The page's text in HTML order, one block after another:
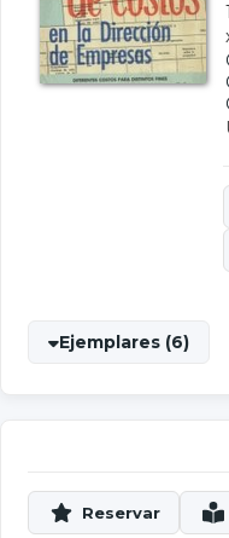
Ejemplares (6)